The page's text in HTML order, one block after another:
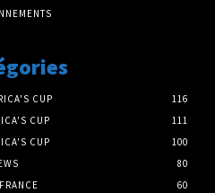
CUP
116
CUP
111
CUP
100
80
60